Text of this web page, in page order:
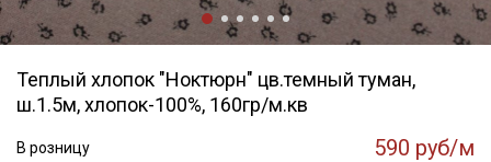
Теплый хлопок "Ноктюрн" цв.темный туман,
ш.1.5м, хлопок-100%, 160гр/м.кв
В розницу 590 руб/м